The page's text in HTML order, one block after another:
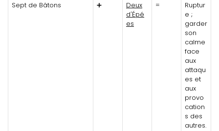
Sept de Bâtons
➕
Deux
d'Épé
es
=
Ruptur
e ;
garder
son
calme
face
aux
attaqu
es et
aux
provo
cation
s des
autres.